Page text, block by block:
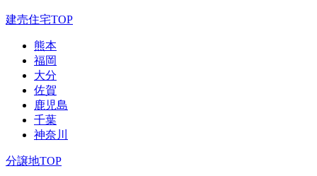
建売住宅TOP
熊本
福岡
大分
佐賀
鹿児島
千葉
神奈川
分譲地TOP